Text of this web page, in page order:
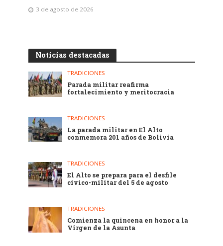
3 de agosto de 2026
Noticias destacadas
TRADICIONES
Parada militar reafirma
fortalecimiento y meritocracia
TRADICIONES
La parada militar en El Alto
conmemora 201 años de Bolivia
TRADICIONES
El Alto se prepara para el desfile
cívico-militar del 5 de agosto
TRADICIONES
Comienza la quincena en honor a la
Virgen de la Asunta